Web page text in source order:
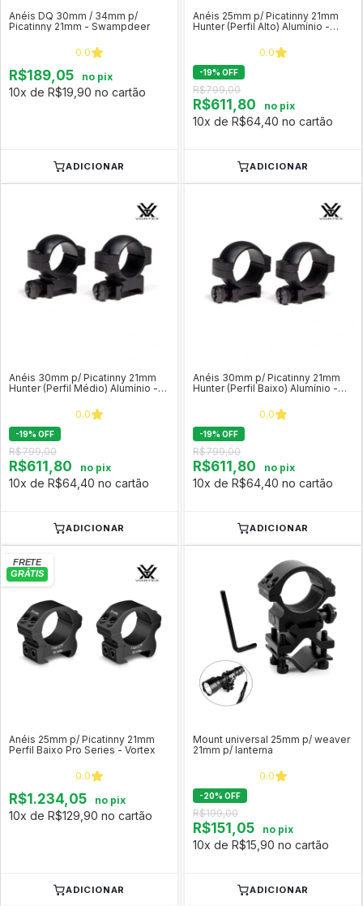
Anéis DQ 30mm / 34mm p/
Picatinny 21mm - Swampdeer
0.0
R$189,05 no pix
10x de R$19,90 no cartão
ADICIONAR
Anéis 25mm p/ Picatinny 21mm
Hunter (Perfil Alto) Alumínio -
0.0
-19% OFF
R$799,00
R$611,80 no pix
10x de R$64,40 no cartão
ADICIONAR
Anéis 30mm p/ Picatinny 21mm
Hunter (Perfil Médio) Alumínio -
0.0
-19% OFF
R$799,00
R$611,80 no pix
10x de R$64,40 no cartão
ADICIONAR
Anéis 30mm p/ Picatinny 21mm
Hunter (Perfil Baixo) Alumínio -
0.0
-19% OFF
R$799,00
R$611,80 no pix
10x de R$64,40 no cartão
ADICIONAR
Anéis 25mm p/ Picatinny 21mm
Perfil Baixo Pro Series - Vortex
0.0
R$1.234,05 no pix
10x de R$129,90 no cartão
ADICIONAR
Mount universal 25mm p/ weaver
21mm p/ lanterna
0.0
-20% OFF
R$199,00
R$151,05 no pix
10x de R$15,90 no cartão
ADICIONAR